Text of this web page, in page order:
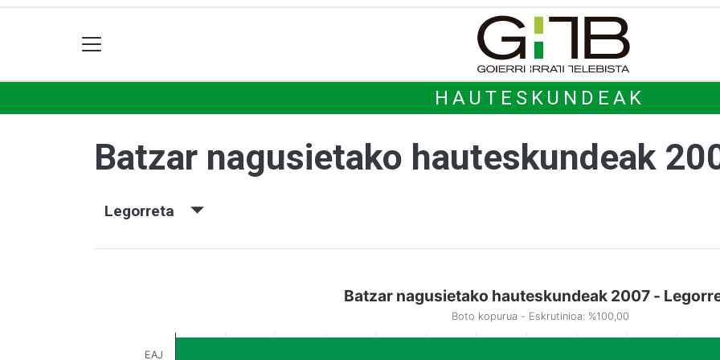
HAUTESKUNDEAK
Batzar nagusietako hauteskundeak
Legorreta
Batzar nagusietako hauteskundeak 2007 -
Boto kopurua - Eskrutinioa: %100,00
EAJ